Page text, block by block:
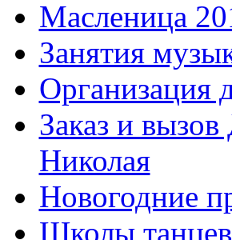
Масленица
Занятия
Организация
Заказ и
Николая
Новогодние
Школы